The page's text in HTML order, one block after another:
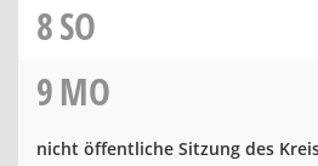
8SO
9MO
nicht öffentliche Sitzung des